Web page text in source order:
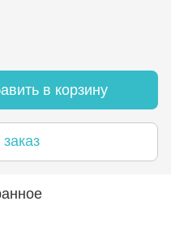
в корзину